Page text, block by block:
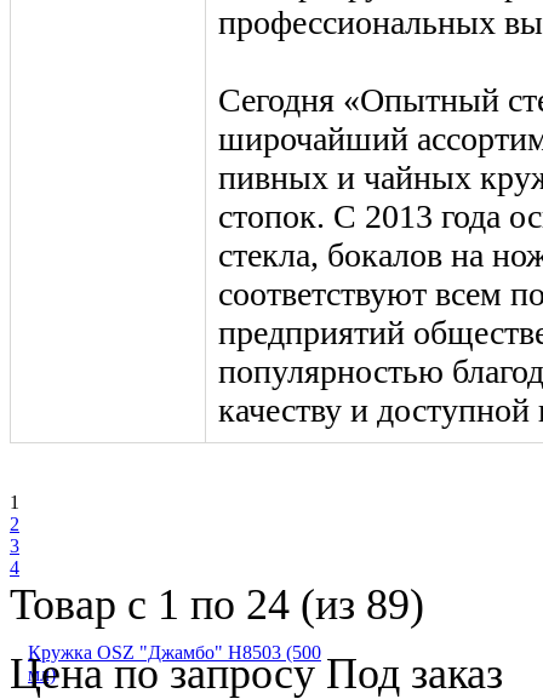
профессиональных
Сегодня «Опытный
широчайший
пивных и чайных
стопок. С 2013 года
стекла, бокалов на
соответствуют всем
предприятий
популярностью
качеству и доступной
1
2
3
4
Товар с 1 по 24 (из 89)
Кружка OSZ "Джамбо" Н8503 (500
мл)
Цена по запросуПод заказ